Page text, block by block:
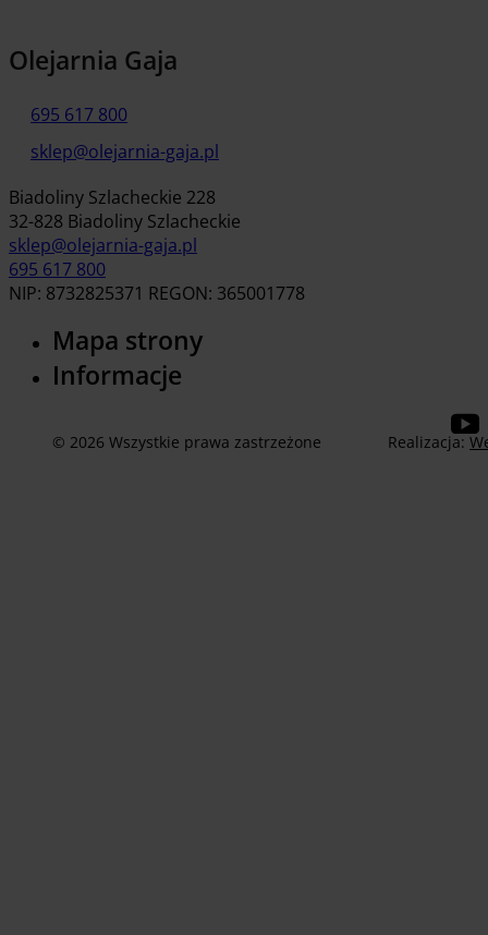
Olejarnia Gaja
695 617 800
sklep@olejarnia-gaja.pl
Biadoliny Szlacheckie 228
32-828 Biadoliny Szlacheckie
sklep@olejarnia-gaja.pl
695 617 800
NIP: 8732825371 REGON: 365001778
Mapa strony
Informacje
© 2026 Wszystkie prawa zastrzeżone Realizacja: